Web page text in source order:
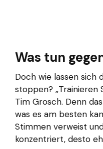
Was tun
Doch wie lassen sich
stoppen? „Trainieren
Tim Grosch. Denn
was es am besten
Stimmen verweist
konzentriert, desto